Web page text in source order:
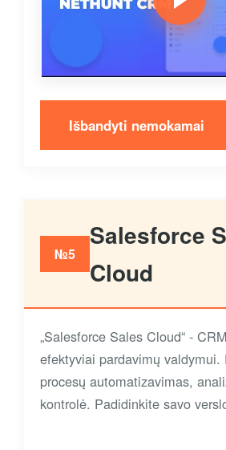
Išbandyti nemokamai
№5
Salesforce
Cloud
„Salesforce Sales Cloud“ -
efektyviai pardavimų valdymui.
procesų automatizavimas,
kontrolė. Padidinkite savo